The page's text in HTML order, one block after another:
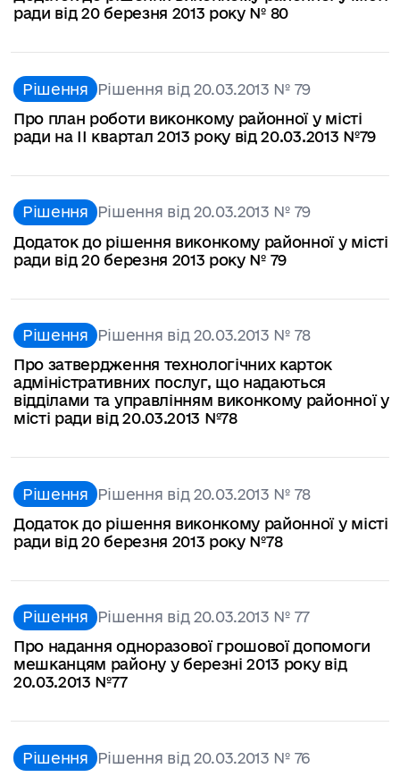
ради від 20 березня 2013 року № 80
Рішення Рішення від 20.03.2013 № 79
Про план роботи виконкому районної у місті
ради на ІІ квартал 2013 року від 20.03.2013 №79
Рішення Рішення від 20.03.2013 № 79
Додаток до рішення виконкому районної у місті
ради від 20 березня 2013 року № 79
Рішення Рішення від 20.03.2013 № 78
Про затвердження технологічних карток
адміністративних послуг, що надаються
відділами та управлінням виконкому районної у
місті ради від 20.03.2013 №78
Рішення Рішення від 20.03.2013 № 78
Додаток до рішення виконкому районної у місті
ради від 20 березня 2013 року №78
Рішення Рішення від 20.03.2013 № 77
Про надання одноразової грошової допомоги
мешканцям району у березні 2013 року від
20.03.2013 №77
Рішення Рішення від 20.03.2013 № 76